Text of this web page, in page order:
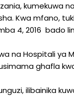
kumekuwa
Kwa mfano,
4, 2016 bado
na Hospitali ya
ghafla
ilibainika